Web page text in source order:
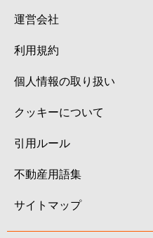
運営会社
利用規約
個人情報の取り扱い
クッキーについて
引用ルール
不動産用語集
サイトマップ